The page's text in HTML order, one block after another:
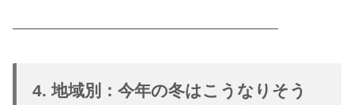
―――――――――――――――――――――
4. 地域別：今年の冬はこうなりそう